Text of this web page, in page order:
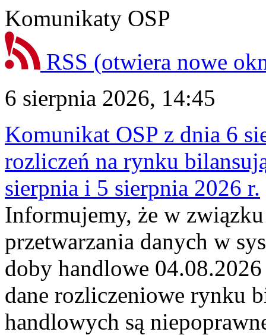
Komunikaty OSP
RSS (otwiera nowe
6 sierpnia 2026, 14:45
Komunikat OSP z dnia 6
rozliczeń na rynku
sierpnia i 5 sierpnia 2026 r.
Informujemy, że w
przetwarzania danych w
doby handlowe
dane rozliczeniowe rynku
handlowych są